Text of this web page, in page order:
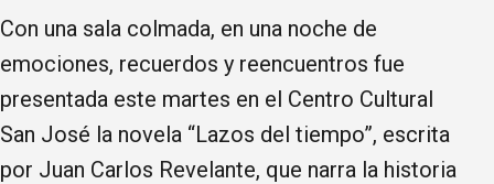
Con una sala colmada, en una noche de
emociones, recuerdos y reencuentros fue
presentada este martes en el Centro Cultural
San José la novela “Lazos del tiempo”, escrita
por Juan Carlos Revelante, que narra la historia